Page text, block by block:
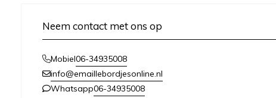
Neem contact met ons op
Mobiel06-34935008
info@emaillebordjesonline.nl
Whatsapp06-34935008